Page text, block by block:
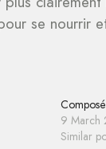
se nourrir
9 March
Similar